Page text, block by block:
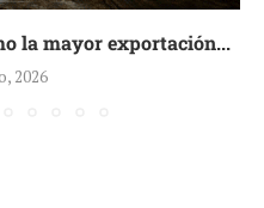
la mayor exportación...
2026